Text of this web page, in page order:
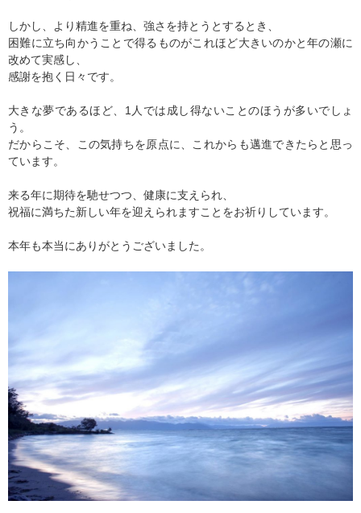
しかし、より精進を重ね、強さを持とうとするとき、
困難に立ち向かうことで得るものがこれほど大きいのかと年の瀬に
改めて実感し、
感謝を抱く日々です。
大きな夢であるほど、1人では成し得ないことのほうが多いでしょ
う。
だからこそ、この気持ちを原点に、これからも邁進できたらと思っ
ています。
来る年に期待を馳せつつ、健康に支えられ、
祝福に満ちた新しい年を迎えられますことをお祈りしています。
本年も本当にありがとうございました。